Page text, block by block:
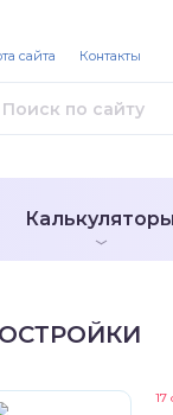
Калькуляторы
сайта Контакты
17